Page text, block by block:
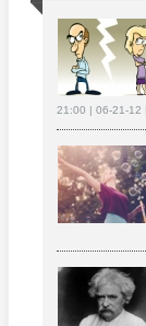
21:00 | 06-21-12 |